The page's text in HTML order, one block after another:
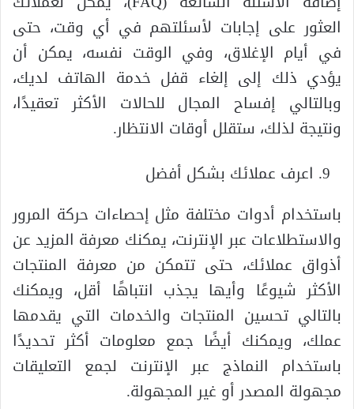
العثور على إجابات لأسئلتهم في أي وقت، حتى
في أيام الإغلاق، وفي الوقت نفسه، يمكن أن
يؤدي ذلك إلى إلغاء قفل خدمة الهاتف لديك،
وبالتالي إفساح المجال للحالات الأكثر تعقيدًا،
ونتيجة لذلك، ستقلل أوقات الانتظار.
اعرف عملائك بشكل أفضل
باستخدام أدوات مختلفة مثل إحصاءات حركة المرور
والاستطلاعات عبر الإنترنت، يمكنك معرفة المزيد عن
أذواق عملائك، حتى تتمكن من معرفة المنتجات
الأكثر شيوعًا وأيها يجذب انتباهًا أقل، ويمكنك
بالتالي تحسين المنتجات والخدمات التي يقدمها
عملك، ويمكنك أيضًا جمع معلومات أكثر تحديدًا
باستخدام النماذج عبر الإنترنت لجمع التعليقات
مجهولة المصدر أو غير المجهولة.